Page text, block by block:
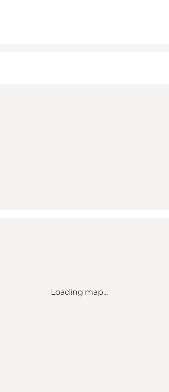
Loading map...